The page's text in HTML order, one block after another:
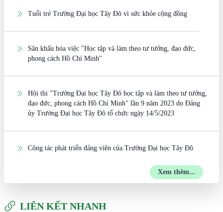
Tuổi trẻ Trường Đại học Tây Đô vì sức khỏe cộng đồng
Sân khấu hóa việc "Học tập và làm theo tư tưởng, đạo đức,
phong cách Hồ Chí Minh"
Hội thi "Trường Đại học Tây Đô học tập và làm theo tư tưởng,
đạo đức, phong cách Hồ Chí Minh" lần 9 năm 2023 do Đảng
ủy Trường Đại học Tây Đô tổ chức ngày 14/5/2023
Công tác phát triển đảng viên của Trường Đại học Tây Đô
Xem thêm...
LIÊN KẾT NHANH